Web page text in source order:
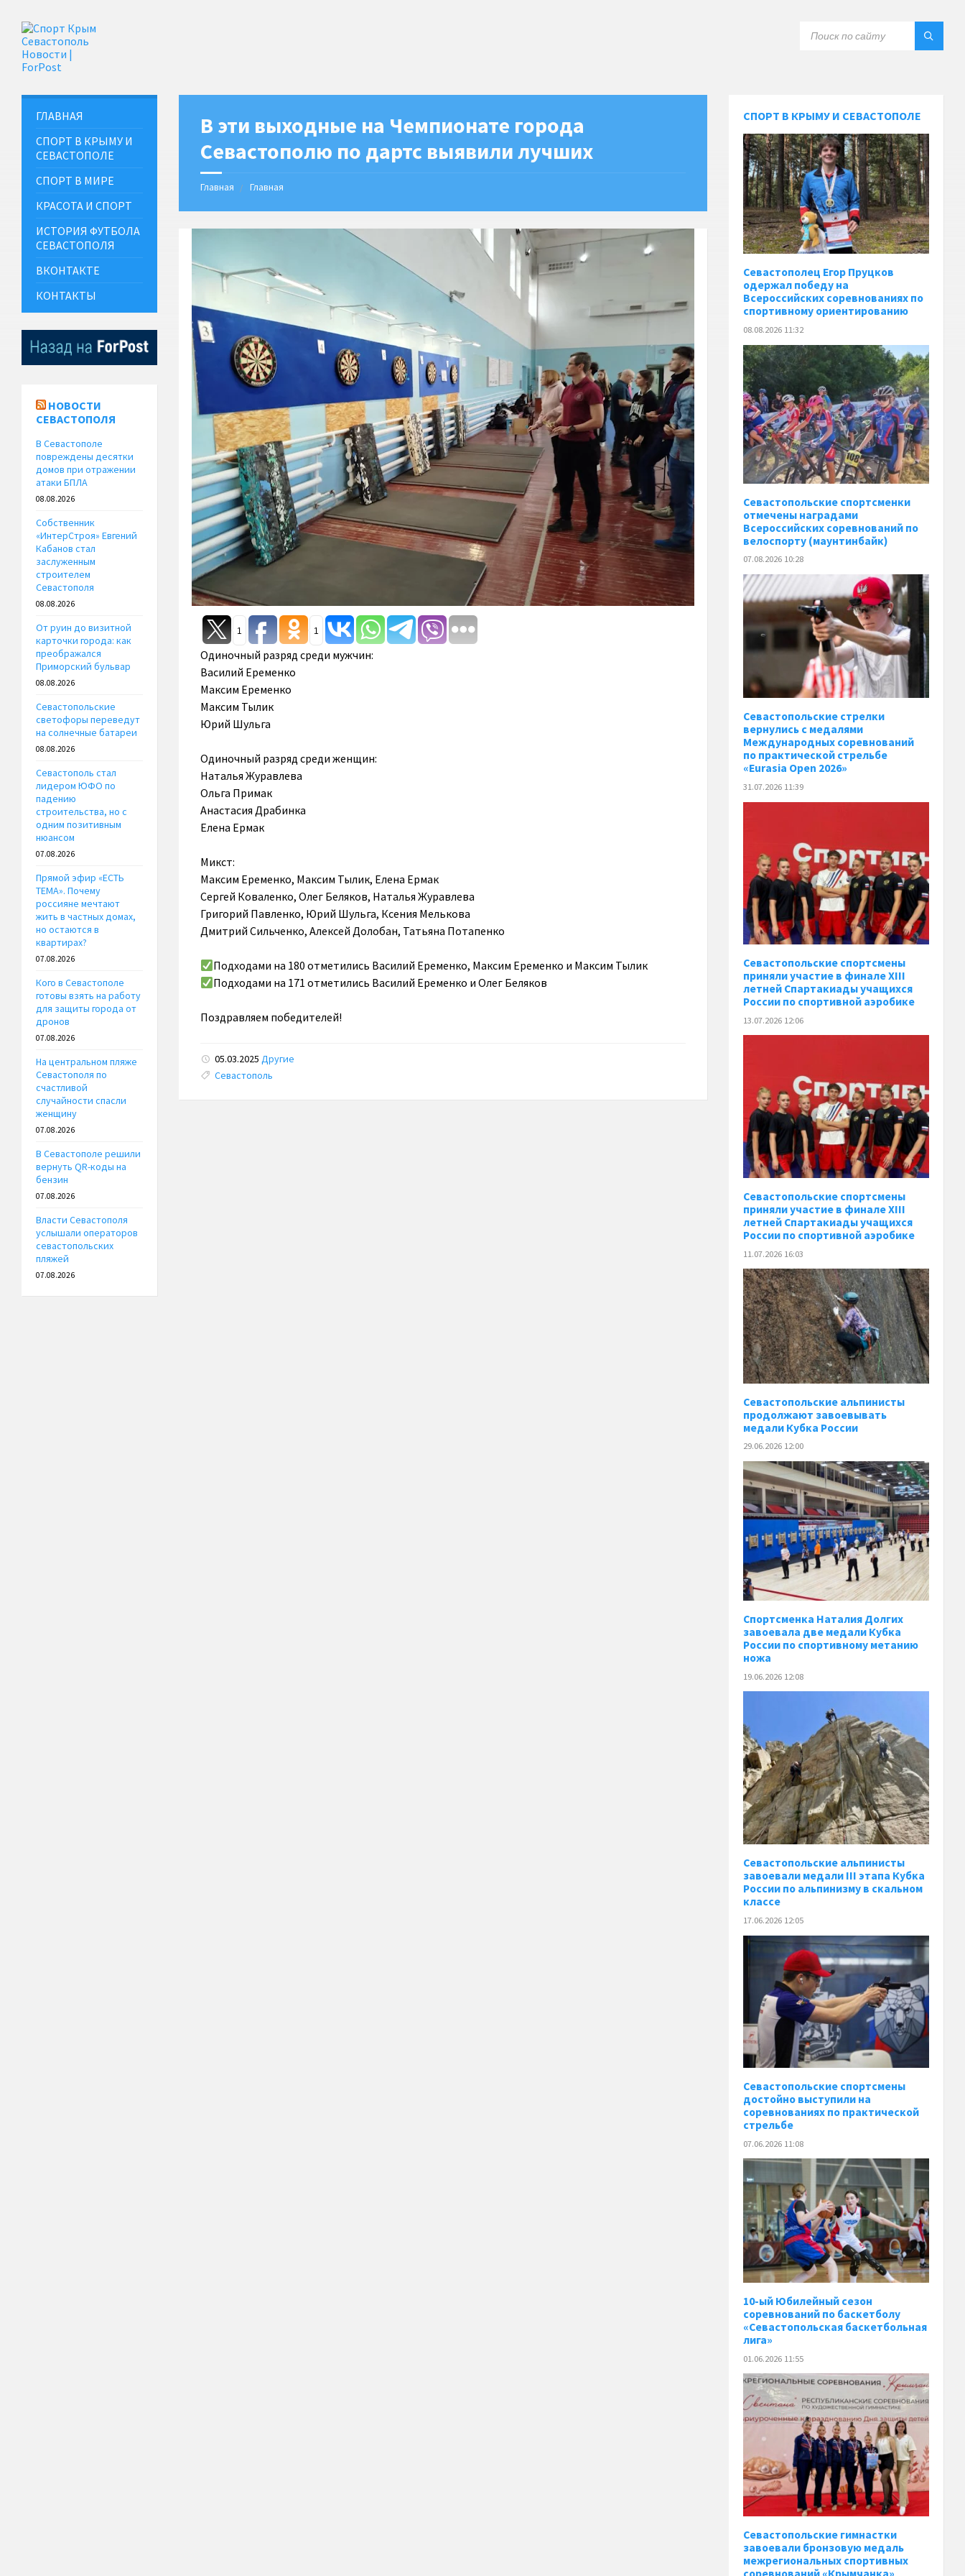
В эти выходные на Чемпионате города
Севастополю по дартс выявили лучших
Главная Главная
1 1
Одиночный разряд среди мужчин:
Василий Еременко
Максим Еременко
Максим Тылик
Юрий Шульга
Одиночный разряд среди женщин:
Наталья Журавлева
Ольга Примак
Анастасия Драбинка
Елена Ермак
Микст:
Максим Еременко, Максим Тылик, Елена Ермак
Сергей Коваленко, Олег Беляков, Наталья Журавлева
Григорий Павленко, Юрий Шульга, Ксения Мелькова
Дмитрий Сильченко, Алексей Долобан, Татьяна Потапенко
Подходами на 180 отметились Василий Еременко, Максим Еременко и Максим Тылик
Подходами на 171 отметились Василий Еременко и Олег Беляков
Поздравляем победителей!
05.03.2025 Другие
Tags:
Севастополь
ГЛАВНАЯ
СПОРТ В КРЫМУ И
СЕВАСТОПОЛЕ
СПОРТ В МИРЕ
КРАСОТА И СПОРТ
ИСТОРИЯ ФУТБОЛА
СЕВАСТОПОЛЯ
ВКОНТАКТЕ
КОНТАКТЫ
НОВОСТИ
СЕВАСТОПОЛЯ
В Севастополе
повреждены десятки
домов при отражении
атаки БПЛА
08.08.2026
Собственник
«ИнтерСтроя» Евгений
Кабанов стал
заслуженным
строителем
Севастополя
08.08.2026
От руин до визитной
карточки города: как
преображался
Приморский бульвар
08.08.2026
Севастопольские
светофоры переведут
на солнечные батареи
08.08.2026
Севастополь стал
лидером ЮФО по
падению
строительства, но с
одним позитивным
нюансом
07.08.2026
Прямой эфир «ЕСТЬ
ТЕМА». Почему
россияне мечтают
жить в частных домах,
но остаются в
квартирах?
07.08.2026
Кого в Севастополе
готовы взять на работу
для защиты города от
дронов
07.08.2026
На центральном пляже
Севастополя по
счастливой
случайности спасли
женщину
07.08.2026
В Севастополе решили
вернуть QR-коды на
бензин
07.08.2026
Власти Севастополя
услышали операторов
севастопольских
пляжей
07.08.2026
СПОРТ В КРЫМУ И СЕВАСТОПОЛЕ
Севастополец Егор Пруцков
одержал победу на
Всероссийских соревнованиях по
спортивному ориентированию
08.08.2026 11:32
Севастопольские спортсменки
отмечены наградами
Всероссийских соревнований по
велоспорту (маунтинбайк)
07.08.2026 10:28
Севастопольские стрелки
вернулись с медалями
Международных соревнований
по практической стрельбе
«Eurasia Open 2026»
31.07.2026 11:39
Севастопольские спортсмены
приняли участие в финале XIII
летней Спартакиады учащихся
России по спортивной аэробике
13.07.2026 12:06
Севастопольские спортсмены
приняли участие в финале XIII
летней Спартакиады учащихся
России по спортивной аэробике
11.07.2026 16:03
Севастопольские альпинисты
продолжают завоевывать
медали Кубка России
29.06.2026 12:00
Спортсменка Наталия Долгих
завоевала две медали Кубка
России по спортивному метанию
ножа
19.06.2026 12:08
Севастопольские альпинисты
завоевали медали III этапа Кубка
России по альпинизму в скальном
классе
17.06.2026 12:05
Севастопольские спортсмены
достойно выступили на
соревнованиях по практической
стрельбе
07.06.2026 11:08
10-ый Юбилейный сезон
соревнований по баскетболу
«Севастопольская баскетбольная
лига»
01.06.2026 11:55
Севастопольские гимнастки
завоевали бронзовую медаль
межрегиональных спортивных